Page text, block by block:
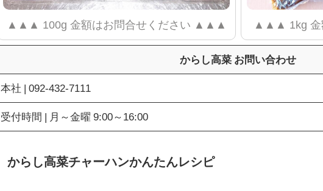
▲▲▲ 100g 金額はお問合せください ▲▲▲ ▲▲▲ 1kg 金
からし高菜 お問い合わせ
本社 | 092-432-7111
受付時間 | 月～金曜 9:00～16:00
からし高菜チャーハンかんたんレシピ